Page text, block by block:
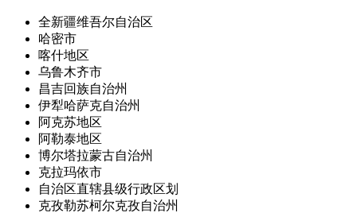
全新疆维吾尔自治区
哈密市
喀什地区
乌鲁木齐市
昌吉回族自治州
伊犁哈萨克自治州
阿克苏地区
阿勒泰地区
博尔塔拉蒙古自治州
克拉玛依市
自治区直辖县级行政区划
克孜勒苏柯尔克孜自治州